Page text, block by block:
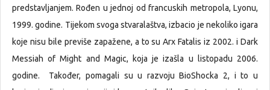
predstavljanjem. Rođen u jednoj od francuskih metropola, Lyonu,
1999. godine. Tijekom svoga stvaralaštva, izbacio je nekoliko igara
koje nisu bile previše zapažene, a to su Arx Fatalis iz 2002. i Dark
Messiah of Might and Magic, koja je izašla u listopadu 2006.
godine. Također, pomagali su u razvoju BioShocka 2, i to u